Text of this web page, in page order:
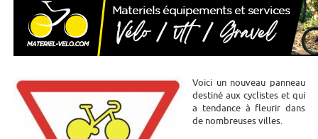
Voici un nouveau panneau
destiné aux cyclistes et qui
a tendance à fleurir dans
de nombreuses villes.